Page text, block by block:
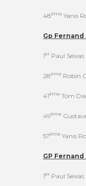
48ème Yanis
Gp Fernand
1er Paul Seixas
28ème Robin
41ème Tom
49ème
57ème Yanis
GP
1er Paul Seixas